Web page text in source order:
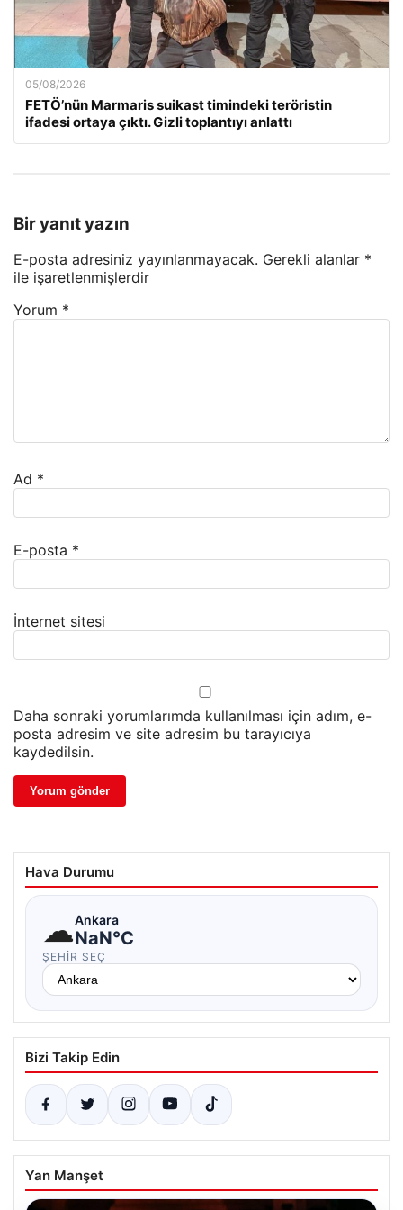
05/08/2026
FETÖ’nün Marmaris suikast timindeki teröristin
ifadesi ortaya çıktı. Gizli toplantıyı anlattı
Bir yanıt yazın
E-posta adresiniz yayınlanmayacak. Gerekli alanlar *
ile işaretlenmişlerdir
Yorum *
Ad *
E-posta *
İnternet sitesi
Daha sonraki yorumlarımda kullanılması için adım, e-
posta adresim ve site adresim bu tarayıcıya
kaydedilsin.
Hava Durumu
☁Ankara
NaN°C
ŞEHIR SEÇ
Bizi Takip Edin
Yan Manşet